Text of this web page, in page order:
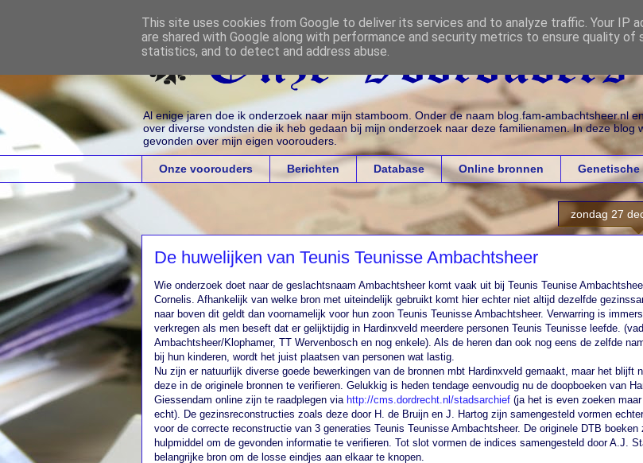
Al enige jaren doe ik onderzoek naar mijn stamboom. Onder de naam blog.fam-ambachtsheer.nl
over diverse vondsten die ik heb gedaan bij mijn onderzoek naar deze familienamen. In deze
gevonden over mijn eigen voorouders.
Onze voorouders Berichten Database Online bronnen Genetische
zondag 27
De huwelijken van Teunis Teunisse Ambachtsheer
Wie onderzoek doet naar de geslachtsnaam Ambachtsheer komt vaak uit bij Teunis Teunise
Cornelis. Afhankelijk van welke bron met uiteindelijk gebruikt komt hier echter niet altijd dezelfde
naar boven dit geldt dan voornamelijk voor hun zoon Teunis Teunisse Ambachtsheer. Verwarring is
verkregen als men beseft dat er gelijktijdig in Hardinxveld meerdere personen Teunis Teunisse leefde.
Ambachtsheer/Klophamer, TT Wervenbosch en nog enkele). Als de heren dan ook nog eens de zelfde
bij hun kinderen, wordt het juist plaatsen van personen wat lastig.
Nu zijn er natuurlijk diverse goede bewerkingen van de bronnen mbt Hardinxveld gemaakt, maar het blijft
deze in de originele bronnen te verifieren. Gelukkig is heden tendage eenvoudig nu de doopboeken van
Giessendam online zijn te raadplegen via http://cms.dordrecht.nl/stadsarchief (ja het is even zoeken
echt). De gezinsreconstructies zoals deze door H. de Bruijn en J. Hartog zijn samengesteld vormen
voor de correcte reconstructie van 3 generaties Teunis Teunisse Ambachtsheer. De originele DTB boeken
hulpmiddel om de gevonden informatie te verifieren. Tot slot vormen de indices samengesteld door A.J.
belangrijke bron om de losse eindjes aan elkaar te knopen.
This site uses cookies from Google to deliver its services and to analyze traffic. Your IP
are shared with Google along with performance and security metrics to ensure quality of
statistics, and to detect and address abuse.